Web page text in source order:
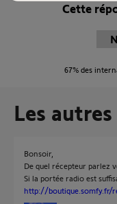
Cette
67% des
Les
Bonsoir,
De quel récepteur parlez
Si la portée radio est
http://boutique.somfy.fr/